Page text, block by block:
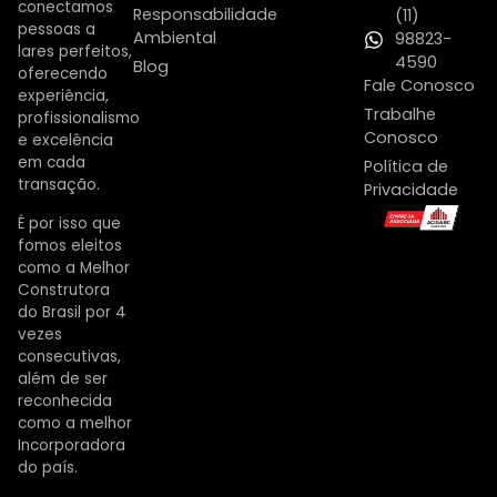
conectamos
pessoas a
lares perfeitos,
oferecendo
experiência,
profissionalismo
e excelência
em cada
transação.
É por isso que
fomos eleitos
como a Melhor
Construtora
do Brasil por 4
vezes
consecutivas,
além de ser
reconhecida
como a melhor
Incorporadora
do país.
Responsabilidade
Ambiental
Blog
(11)
98823-
4590
Fale Conosco
Trabalhe
Conosco
Política de
Privacidade